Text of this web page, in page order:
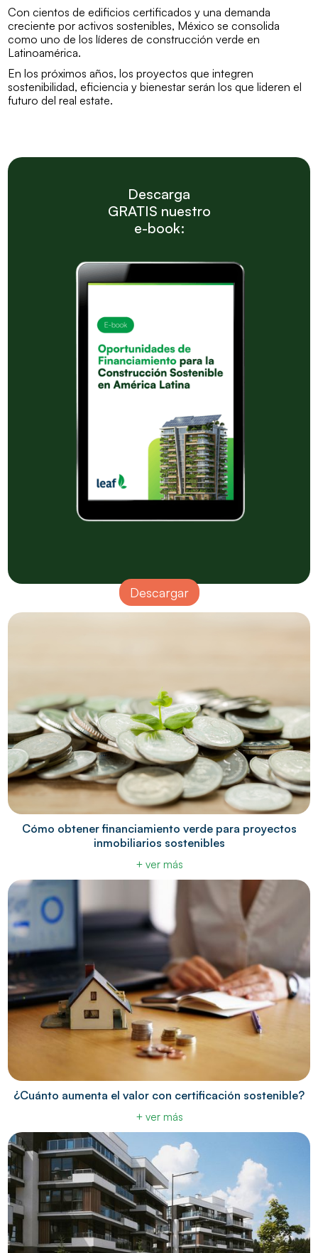
Con cientos de edificios certificados y una demanda
creciente por activos sostenibles, México se consolida
como uno de los líderes de construcción verde en
Latinoamérica.
En los próximos años, los proyectos que integren
sostenibilidad, eficiencia y bienestar serán los que lideren el
futuro del real estate.
Descarga
GRATIS nuestro
e-book:
Descargar
Cómo obtener financiamiento verde para proyectos
inmobiliarios sostenibles
+ ver más
¿Cuánto aumenta el valor con certificación sostenible?
+ ver más